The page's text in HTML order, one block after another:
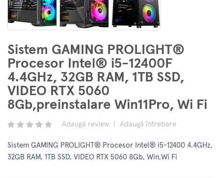
Sistem GAMING PROLIGHT®
Procesor Intel® i5-12400F
4.4GHz, 32GB RAM, 1TB SSD,
VIDEO RTX 5060
8Gb,preinstalare Win11Pro, Wi Fi
Adaugă review Adaugă întrebare
Sistem GAMING PROLIGHT® Procesor Intel® i5-12400 4.4GHz,
32GB RAM, 1TB SSD, VIDEO RTX 5060 8Gb, Win,Wi Fi